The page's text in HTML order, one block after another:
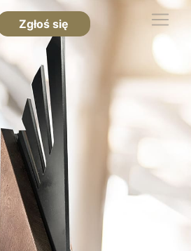
Zgłoś się